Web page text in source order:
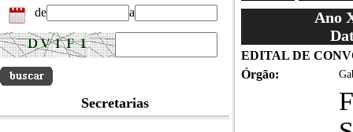
de a
Secretarias
Ano
EDITAL DE
Órgão: